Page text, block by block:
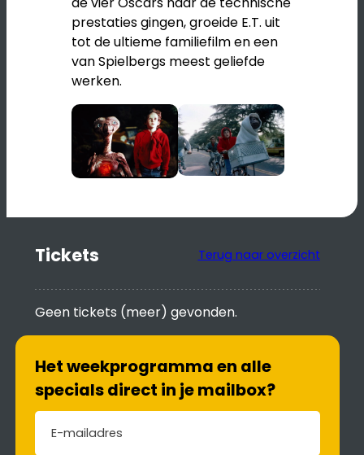
prestaties gingen, groeide E.T. uit
tot de ultieme familiefilm en een
van Spielbergs meest geliefde
werken.
Tickets Terug naar overzicht
Geen tickets (meer) gevonden.
Het weekprogramma en alle
specials direct in je mailbox?
E-mailadres